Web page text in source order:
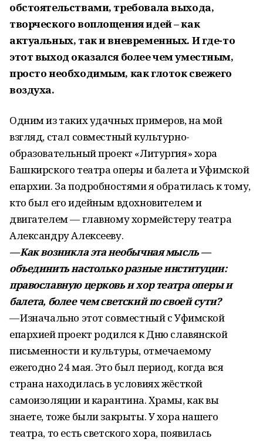
обстоятельствами, требовала выхода,
творческого воплощения идей – как
актуальных, так и вневременных. И где-то
этот выход оказался более чем уместным,
просто необходимым, как глоток свежего
воздуха.
Одним из таких удачных примеров, на мой
взгляд, стал совместный культурно-
образовательный проект «Литургия» хора
Башкирского театра оперы и балета и Уфимской
епархии. За подробностями я обратилась к тому,
кто был его идейным вдохновителем и
двигателем — главному хормейстеру театра
Александру Алексееву.
— Как возникла эта необычная мысль —
объединить настолько разные институции:
православную церковь и хор театра оперы и
балета, более чем светский по своей сути?
— Изначально этот совместный с Уфимской
епархией проект родился к Дню славянской
письменности и культуры, отмечаемому
ежегодно 24 мая. Это был период, когда вся
страна находилась в условиях жёсткой
самоизоляции и карантина. Храмы, как вы
знаете, тоже были закрыты. У хора нашего
театра, то есть светского хора, появилась